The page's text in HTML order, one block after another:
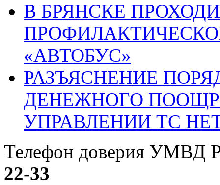
В БРЯНСКЕ
«АВТОБУС»
РАЗЪЯСНЕНИЕ
ДЕНЕЖНОГО
УПРАВЛЕНИИ ТС
Телефон доверия УМВД
22-33